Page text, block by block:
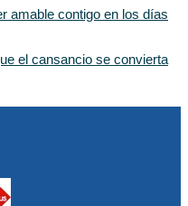
amable contigo en los días
el cansancio se convierta